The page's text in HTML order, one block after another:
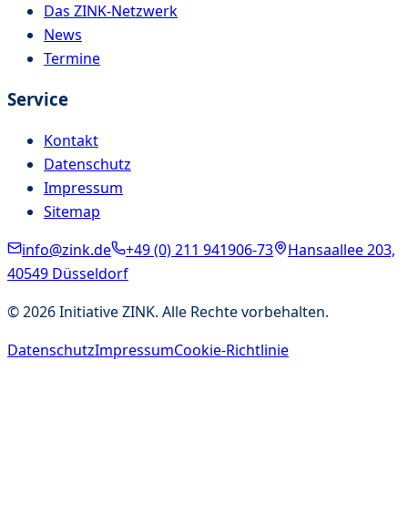
Das ZINK-Netzwerk
News
Termine
Service
Kontakt
Datenschutz
Impressum
Sitemap
info@zink.de
+49 (0) 211 941906-73
Hansaallee 203,
40549 Düsseldorf
©2026Initiative ZINK. Alle Rechte vorbehalten.
DatenschutzImpressumCookie-Richtlinie